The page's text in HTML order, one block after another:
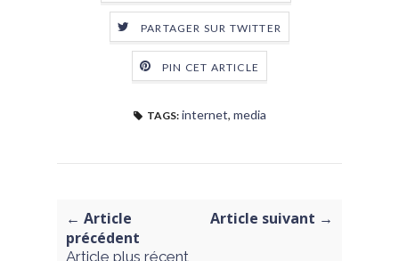
PARTAGER SUR TWITTER
PIN CET ARTICLE
TAGS: internet, media
← Article
précédent
Article plus récent
Article suivant →